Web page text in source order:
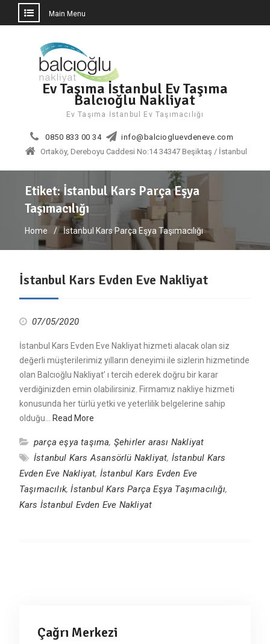
Main Menu
Ev Taşıma İstanbul Ev Taşıma
Balcıoğlu Nakliyat
Ev Taşıma İstanbul Ev Taşımacılığı
0850 833 00 34
info@balciogluevdeneve.com
Ortaköy, Dereboyu Caddesi No:14 34347 Beşiktaş / İstanbul
Etiket:İstanbul Kars Parça Eşya
Taşımacılığı
Home İstanbul Kars Parça Eşya Taşımacılığı
İstanbul Kars Evden Eve Nakliyat
07/05/2020
İstanbul Kars Evden Eve Nakliyat hizmeti alacak olan siz
değerli müşterilerimiz yılların deneyimi ile sizlerin hizmetinde
olan Balcıoğlu Nakliyat’ ı tercih ederek doğru bir karar
verdiğinizden emin olabilirsiniz. Firmamız nakliye hizmeti
konusunda her türlü yetki ve yeterlilik belgelerine sahip
olduğu… Read More
parça eşya taşıma, Şehirler arası Nakliyat
İstanbul Kars Asansörlü Nakliyat, İstanbul Kars
Evden Eve Nakliyat, İstanbul Kars Evden Eve
Taşımacılık,İstanbul Kars Parça Eşya Taşımacılığı,
Kars İstanbul Evden Eve Nakliyat
Çağrı Merkezi